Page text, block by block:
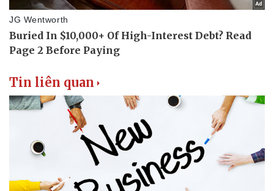
Bóng đá
Lịch thi đấu bóng đá
Thế giới thể thao
Xe máy
Tư vấn
Tin liên quan